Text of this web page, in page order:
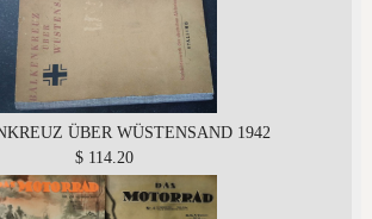
ÜBER WÜSTENSAND 1942
$ 114.20